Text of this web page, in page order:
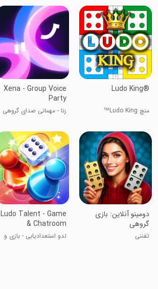
Ludo King®
منچ Ludo King™
Xena - Group Voice
Party
زنا - مهمانی صدای گروهی
‏‏‏‏‏‏‏‏‏‏‏‏‏‏‏‏‏دومینو آنلاین: بازی
گروهی
تفننی
Ludo Talent - Game
& Chatroom
لدو استعدادیابی - بازی و